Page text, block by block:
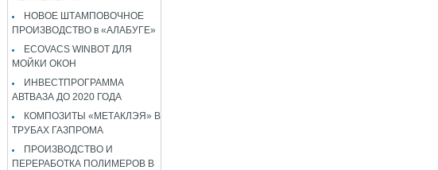
НОВОЕ ШТАМПОВОЧНОЕ
ПРОИЗВОДСТВО в «АЛАБУГЕ»
ECOVACS WINBOT ДЛЯ
МОЙКИ ОКОН
ИНВЕСТПРОГРАММА
АВТВАЗА ДО 2020 ГОДА
КОМПОЗИТЫ «МЕТАКЛЭЯ» В
ТРУБАХ ГАЗПРОМА
ПРОИЗВОДСТВО И
ПЕРЕРАБОТКА ПОЛИМЕРОВ В